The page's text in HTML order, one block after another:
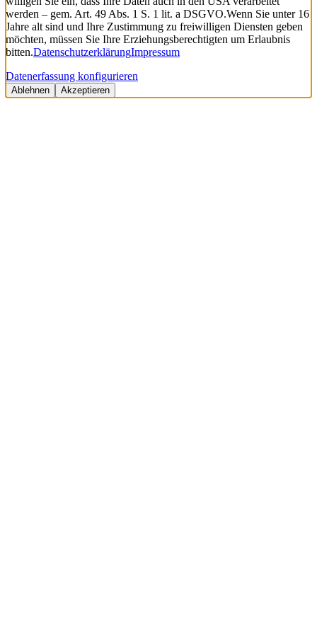
werden – gem. Art. 49 Abs. 1 S. 1 lit. a DSGVO.Wenn Sie unter 16
Jahre alt sind und Ihre Zustimmung zu freiwilligen Diensten geben
möchten, müssen Sie Ihre Erziehungsberechtigten um Erlaubnis
bitten.DatenschutzerklärungImpressum
Datenerfassung konfigurieren
Ablehnen Akzeptieren